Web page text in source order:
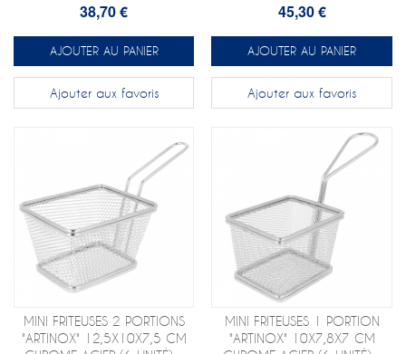
38,70 €
AJOUTER AU PANIER
Ajouter aux favoris
45,30 €
AJOUTER AU PANIER
Ajouter aux favoris
MINI FRITEUSES 2 PORTIONS
"ARTINOX" 12,5X10X7,5 CM
MINI FRITEUSES 1 PORTION
"ARTINOX" 10X7,8X7 CM